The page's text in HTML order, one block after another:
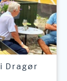
Dragør